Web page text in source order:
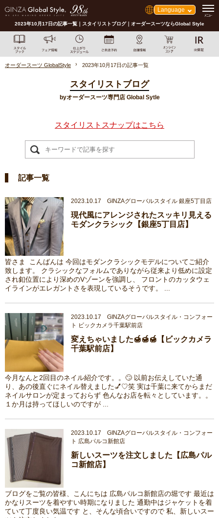
Language
2023年10月17日の記事一覧｜スタイリストブログ｜オーダースーツならGlobal Style
オーダースーツ GlobalStyle 2023年10月17日の記事一覧
スタイリストブログ
byオーダースーツ専門店 Global Sytle
スタイリストスナップはこちら
記事一覧
2023.10.17 GINZAグローバルスタイル 銀座5丁目店
現代風にアレンジされたスッキリ見える
モダンクラシック【銀座5丁目店】
皆さま こんばんは 今回はモダンクラシックモデルについてご紹介
致します。 クラシックなフォルムでありながら従来より低めに設定
され釦位置により深めのVゾーンを強調し、 フロントのカッタウェ
イラインがエレガントさを表現しているそうです。 ...
2023.10.17 GINZAグローバルスタイル・コンフォー
ト ビックカメラ千葉駅前店
変えちゃいました🍯🍯🍯【ビックカメラ
千葉駅前店】
今月なんと2回目のネイル紹介です。。🙄 以前お伝えしていた通
り、あの後直ぐにネイル替えました💅♡笑 実は千葉に来てからまだ
ネイルサロンが定まっておらず 色んなお店を転々としています。。
１か月は持ってほしいのですが ...
2023.10.17 GINZAグローバルスタイル・コンフォー
ト 広島パルコ新館店
新しいスーツを注文しました【広島パル
コ新館店】
ブログをご覧の皆様、こんにちは 広島パルコ新館店の堀です 最近は
かなりスーツを着やすい時期になりました 通勤中はジャケットを着
ていて丁度良い気温です と、そんな頃合いですので 私、新しいスー